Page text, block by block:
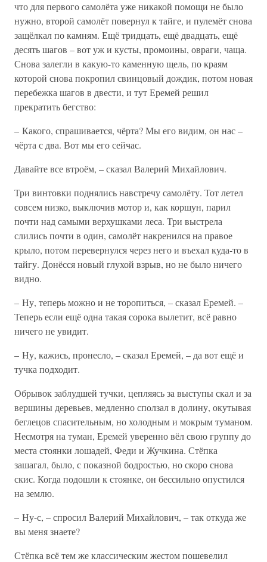
что для первого самолёта уже никакой помощи не было
нужно, второй самолёт повернул к тайге, и пулемёт снова
защёлкал по камням. Ещё тридцать, ещё двадцать, ещё
десять шагов – вот уж и кусты, промоины, овраги, чаща.
Снова залегли в какую-то каменную щель, по краям
которой снова покропил свинцовый дождик, потом новая
перебежка шагов в двести, и тут Еремей решил
прекратить бегство:
– Какого, спрашивается, чёрта? Мы его видим, он нас –
чёрта с два. Вот мы его сейчас.
Давайте все втроём, – сказал Валерий Михайлович.
Три винтовки поднялись навстречу самолёту. Тот летел
совсем низко, выключив мотор и, как коршун, парил
почти над самыми верхушками леса. Три выстрела
слились почти в один, самолёт накренился на правое
крыло, потом перевернулся через него и въехал куда-то в
тайгу. Донёсся новый глухой взрыв, но не было ничего
видно.
– Ну, теперь можно и не торопиться, – сказал Еремей. –
Теперь если ещё одна такая сорока вылетит, всё равно
ничего не увидит.
– Ну, кажись, пронесло, – сказал Еремей, – да вот ещё и
тучка подходит.
Обрывок заблудшей тучки, цепляясь за выступы скал и за
вершины деревьев, медленно сползал в долину, окутывая
беглецов спасительным, но холодным и мокрым туманом.
Несмотря на туман, Еремей уверенно вёл свою группу до
места стоянки лошадей, Феди и Жучкина. Стёпка
зашагал, было, с показной бодростью, но скоро снова
скис. Когда подошли к стоянке, он бессильно опустился
на землю.
– Ну-с, – спросил Валерий Михайлович, – так откуда же
вы меня знаете?
Стёпка всё тем же классическим жестом пошевелил